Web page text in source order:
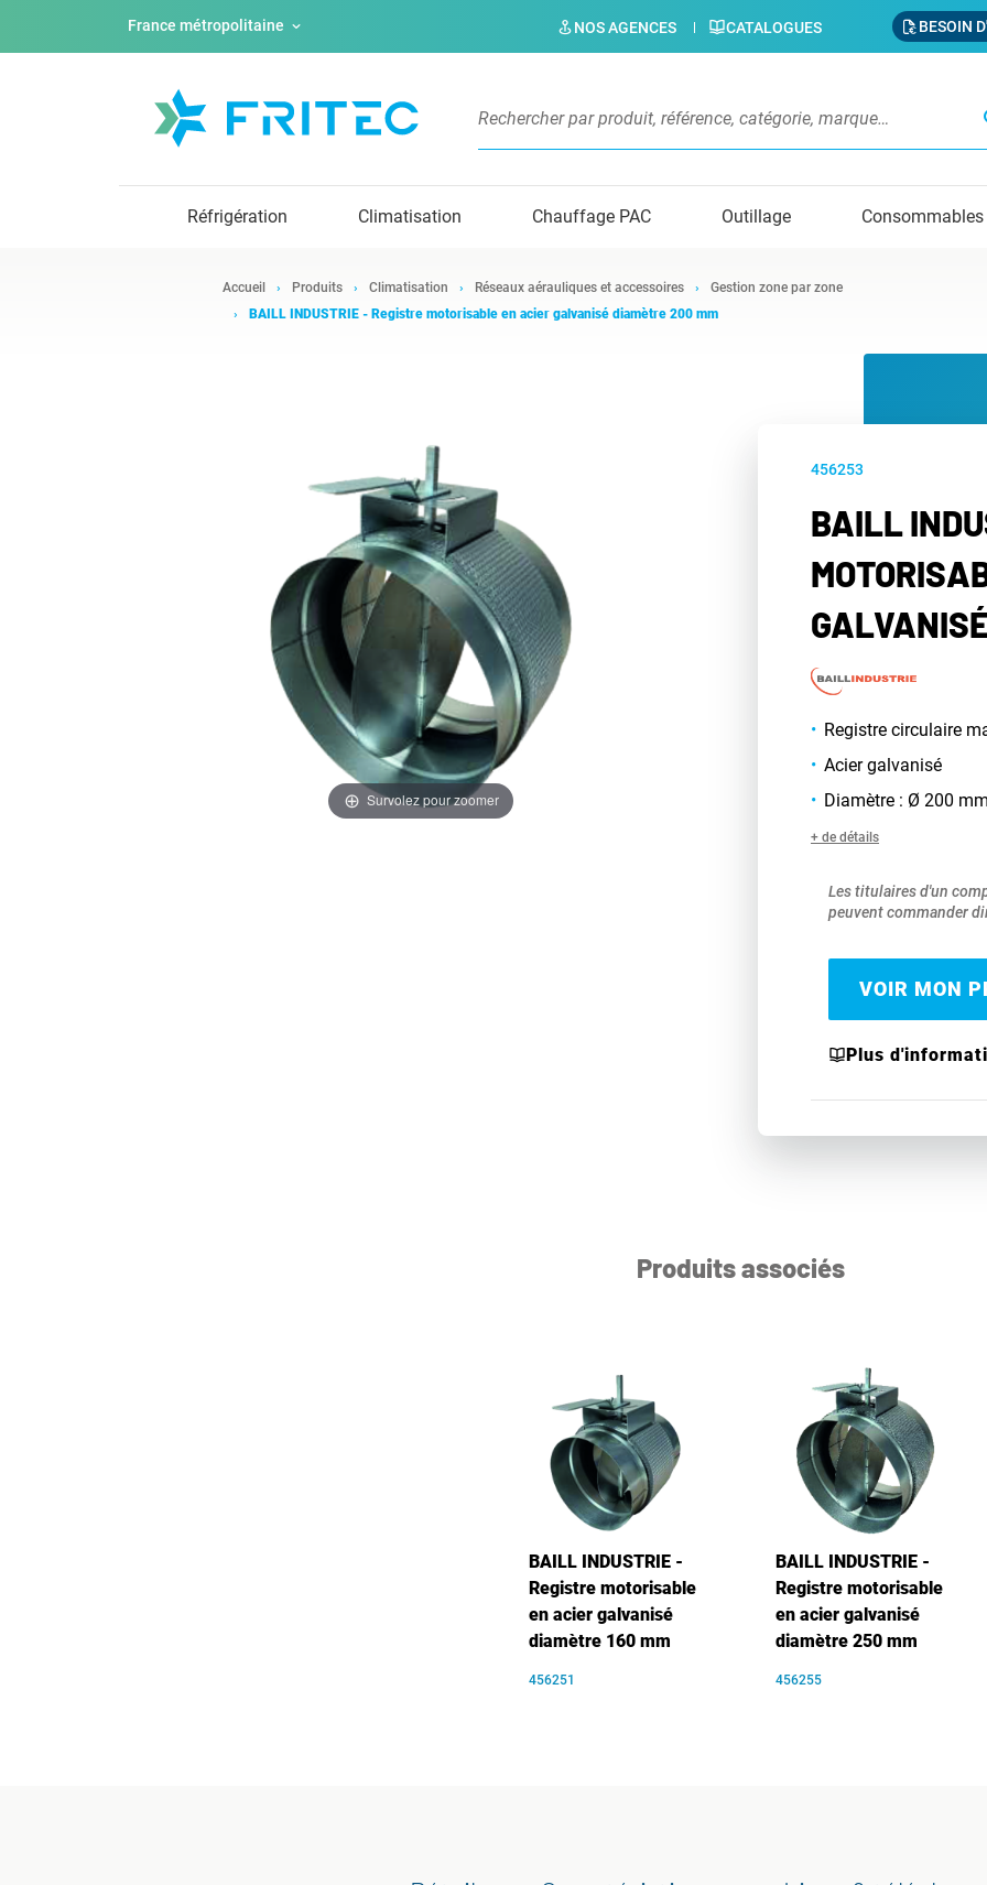
France métropolitaine NOS AGENCES CATALOGUES BESOIN
Réfrigération Climatisation Chauffage PAC Outillage Consommables
Accueil Produits Climatisation Réseaux aérauliques et accessoires
Gestion zone par zone
BAILL INDUSTRIE - Registre motorisable en acier galvanisé diamètre 200 mm
Survolez pour zoomer
456253
BAILL
Registre circulaire
Acier galvanisé
Diamètre : Ø 200 mm
+ de détails
Les titulaires d'un
peuvent commander
VOIR MON
Plus
Produits associés
BAILL INDUSTRIE -
Registre motorisable
en acier galvanisé
diamètre 160 mm
456251
BAILL INDUSTRIE -
Registre motorisable
en acier galvanisé
diamètre 250 mm
456255